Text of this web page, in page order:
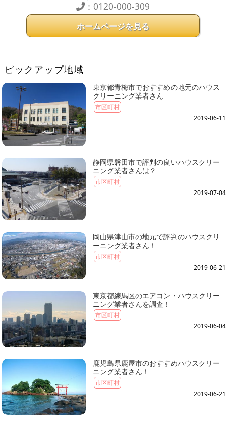
：0120-000-309
ホームページを見る
ピックアップ地域
東京都青梅市でおすすめの地元のハウス
クリーニング業者さん
市区町村
2019-06-11
静岡県磐田市で評判の良いハウスクリー
ニング業者さんは？
市区町村
2019-07-04
岡山県津山市の地元で評判のハウスクリ
ーニング業者さん！
市区町村
2019-06-21
東京都練馬区のエアコン・ハウスクリー
ニング業者さんを調査！
市区町村
2019-06-04
鹿児島県鹿屋市のおすすめハウスクリー
ニング業者さん！
市区町村
2019-06-21